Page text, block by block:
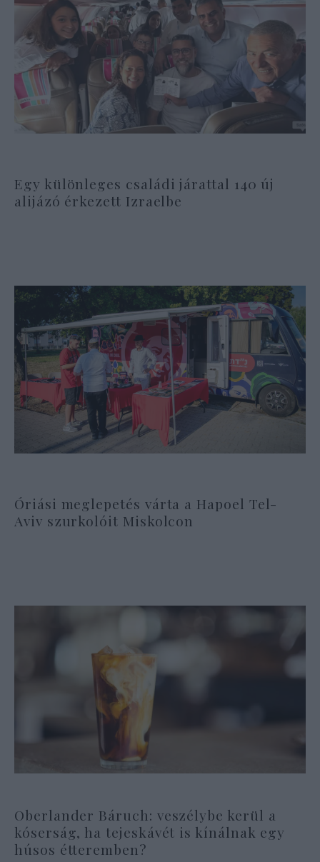
Egy különleges családi járattal 140 új
alijázó érkezett Izraelbe
Óriási meglepetés várta a Hapoel Tel-
Aviv szurkolóit Miskolcon
Oberlander Báruch: veszélybe kerül a
kóserság, ha tejeskávét is kínálnak egy
húsos étteremben?